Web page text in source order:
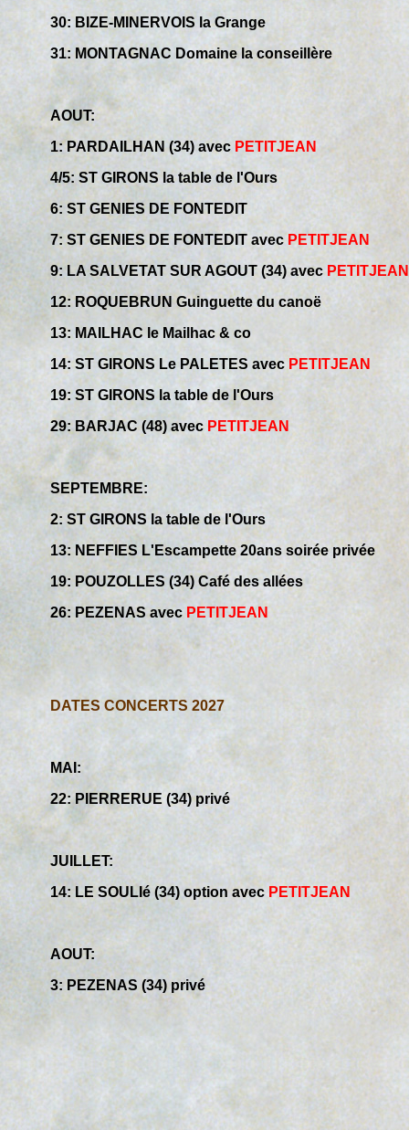
30: BIZE-MINERVOIS la Grange
31: MONTAGNAC Domaine la conseillère
AOUT:
1: PARDAILHAN (34) avec PETITJEAN
4/5: ST GIRONS la table de l'Ours
6: ST GENIES DE FONTEDIT
7: ST GENIES DE FONTEDIT avec PETITJEAN
9: LA SALVETAT SUR AGOUT (34) avec PETITJEAN
12: ROQUEBRUN Guinguette du canoë
13: MAILHAC le Mailhac & co
14: ST GIRONS Le PALETES avec PETITJEAN
19: ST GIRONS la table de l'Ours
29: BARJAC (48) avec PETITJEAN
SEPTEMBRE:
2: ST GIRONS la table de l'Ours
13: NEFFIES L'Escampette 20ans soirée privée
19: POUZOLLES (34) Café des allées
26: PEZENAS avec PETITJEAN
DATES CONCERTS 2027
MAI:
22: PIERRERUE (34) privé
JUILLET:
14: LE SOULIé (34) option avecPETITJEAN
AOUT:
3: PEZENAS (34) privé